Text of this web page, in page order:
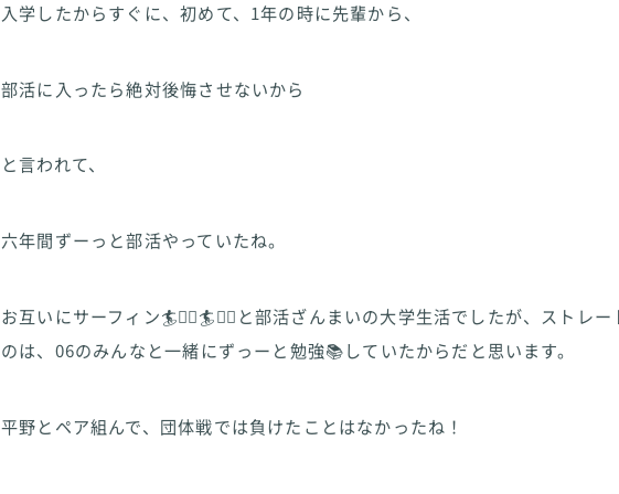
入学したからすぐに、初めて、1年の時に先輩から、
部活に入ったら絶対後悔させないから
と言われて、
六年間ずーっと部活やっていたね。
お互いにサーフィン🏄🏄‍♂️🏄🏄‍♀️と部活ざんまいの大学生活でしたが、ストレ
のは、06のみんなと一緒にずっーと勉強📚していたからだと思います。
平野とペア組んで、団体戦では負けたことはなかったね！